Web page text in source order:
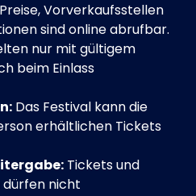
Vorverkaufsstellen
sind online abrufbar.
nur mit gültigem
beim Einlass
Das Festival kann die
erhältlichen Tickets
Tickets und
nicht